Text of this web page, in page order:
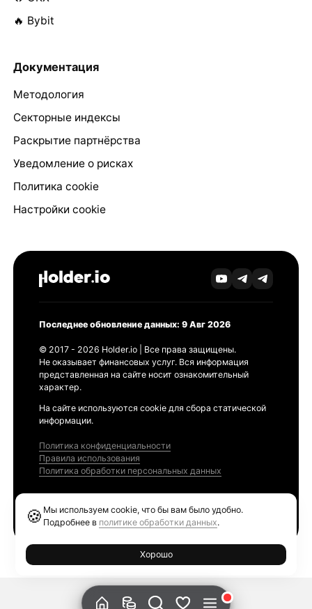
🔥 Bybit
Документация
Методология
Секторные индексы
Раскрытие партнёрства
Уведомление о рисках
Политика cookie
Настройки cookie
Последнее обновление данных: 9 Авг 2026
© 2017 - 2026 Holder.io | Все права защищены.
Не оказывает финансовых услуг. Вся информация
представленная на сайте носит ознакомительный
характер.
На сайте используются cookie для сбора статической
информации.
Политика конфиденциальности
Правила использования
Политика обработки персональных данных
🍪 Мы используем cookie, что бы вам было удобно.
Подробнее в политике обработки данных.
Хорошо
Ethereum GAS Tracker